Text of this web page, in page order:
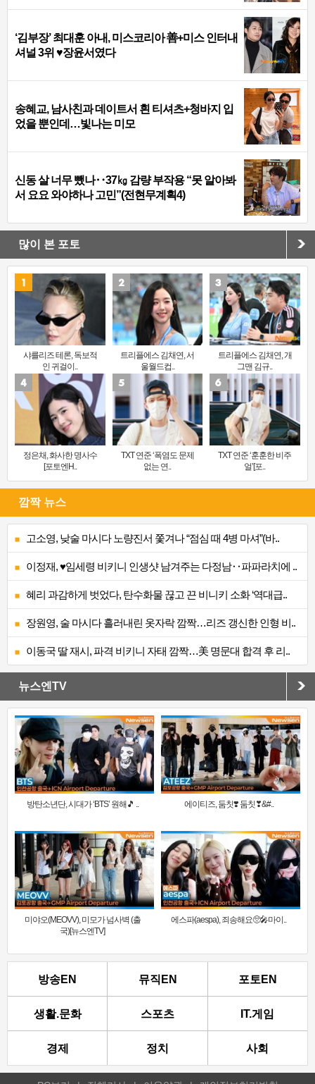
‘김부장’ 최대훈 아내, 미스코리아 善+미스 인터내
셔널 3위 ♥장윤서였다
송혜교, 남사친과 데이트서 흰 티셔츠+청바지 입
었을 뿐인데…빛나는 미모
신동 살 너무 뺐나‥37㎏ 감량 부작용 “못 알아봐
서 요요 와야하나 고민”(전현무계획4)
많이 본 포토
샤를리즈 테론, 독보적
인 귀걸이..
트리플에스 김채연, 서
울월드컵..
트리플에스 김채연, 개
그맨 김규..
정은채, 화사한 명사수
[포토엔H..
TXT 연준 ‘폭염도 문제
없는 연..
TXT 연준 ‘훈훈한 비주
얼’[포..
깜짝 뉴스
고소영, 낮술 마시다 노량진서 쫓겨나 “점심 때 4병 마셔”(바..
이정재, ♥임세령 비키니 인생샷 남겨주는 다정남‥파파라치에 ..
혜리 과감하게 벗었다, 탄수화물 끊고 끈 비니키 소화 ‘역대급..
장원영, 술 마시다 흘러내린 옷자락 깜짝…리즈 갱신한 인형 비..
이동국 딸 재시, 파격 비키니 자태 깜짝…美 명문대 합격 후 리..
뉴스엔TV
방탄소년단, 시대가 ‘BTS’ 원해🎵 .. 에이티즈, 둠칫❣️ 둠칫❣&#..
미야오(MEOVV), 미모가 넘사벽 (출
국)[뉴스엔TV]
에스파(aespa), 죄송해요🥺🎤마이..
방송EN 뮤직EN 포토EN
생활.문화 스포츠 IT.게임
경제 정치 사회